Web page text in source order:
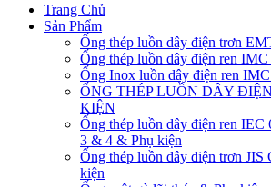
Trang Chủ
Sản Phẩm
Ống thép luồn dây điện trơn
Ống thép luồn dây điện ren
Ống Inox luồn dây điện ren
ỐNG THÉP LUỒN DÂY
KIỆN
Ống thép luồn dây điện ren IEC
3 & 4 & Phụ kiện
Ống thép luồn dây điện trơn JIS
kiện